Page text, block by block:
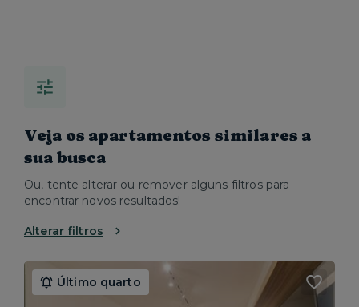
Veja os apartamentos similares a
sua busca
Ou, tente alterar ou remover alguns filtros para
encontrar novos resultados!
Alterar filtros
Último quarto